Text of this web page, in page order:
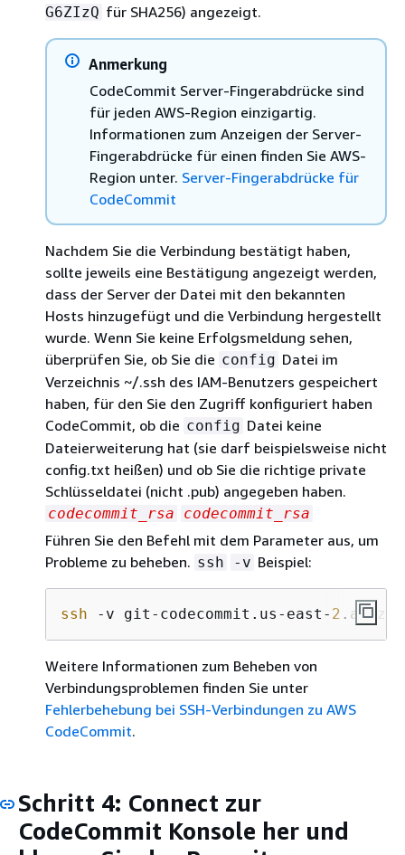
G6ZIzQ für SHA256) angezeigt.
Anmerkung
CodeCommit Server-Fingerabdrücke sind
für jeden AWS-Region einzigartig.
Informationen zum Anzeigen der Server-
Fingerabdrücke für einen finden Sie AWS-
Region unter. Server-Fingerabdrücke für
CodeCommit
Nachdem Sie die Verbindung bestätigt haben,
sollte jeweils eine Bestätigung angezeigt werden,
dass der Server der Datei mit den bekannten
Hosts hinzugefügt und die Verbindung hergestellt
wurde. Wenn Sie keine Erfolgsmeldung sehen,
überprüfen Sie, ob Sie die config Datei im
Verzeichnis ~/.ssh des IAM-Benutzers gespeichert
haben, für den Sie den Zugriff konfiguriert haben
CodeCommit, ob die config Datei keine
Dateierweiterung hat (sie darf beispielsweise nicht
config.txt heißen) und ob Sie die richtige private
Schlüsseldatei (nicht .pub) angegeben haben.
codecommit_rsa codecommit_rsa
Führen Sie den Befehl mit dem Parameter aus, um
Probleme zu beheben. ssh -v Beispiel:
ssh -v git-codecommit.us-east- 2
Weitere Informationen zum Beheben von
Verbindungsproblemen finden Sie unter
Fehlerbehebung bei SSH-Verbindungen zu AWS
CodeCommit.
Schritt 4: Connect zur
CodeCommit Konsole her und